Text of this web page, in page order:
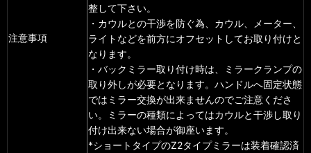
注意事項
整して下さい。
・カウルとの干渉を防ぐ為、カウル、メーター、
ライトなどを前方にオフセットしてお取り付けと
なります。
・バックミラー取り付け時は、ミラークランプの
取り外しが必要となります。ハンドルへ固定状態
ではミラー交換が出来ませんのでご注意くださ
い。ミラーの種類によってはカウルと干渉し取り
付け出来ない場合が御座います。
*ショートタイプのZ2タイプミラーは装着確認済